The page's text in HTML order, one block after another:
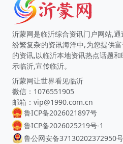
沂蒙网是临沂综合资讯门户网站,
纷繁复杂的资讯海洋中,为您提供
的资讯,以临沂本地资讯热点话题
示临沂,宣传临沂。
沂蒙网让世界看见临沂
微信：1076551905
邮箱：vip@1990.com.cn
鲁ICP备2026021897号
鲁ICP备2026025219号-1
鲁公网安备37130202372950号